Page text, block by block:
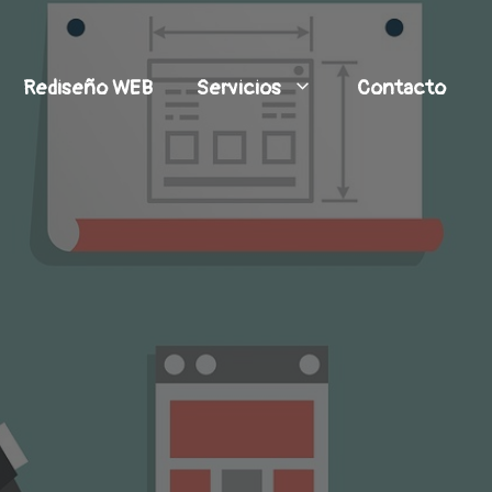
Rediseño WEB Servicios Contacto